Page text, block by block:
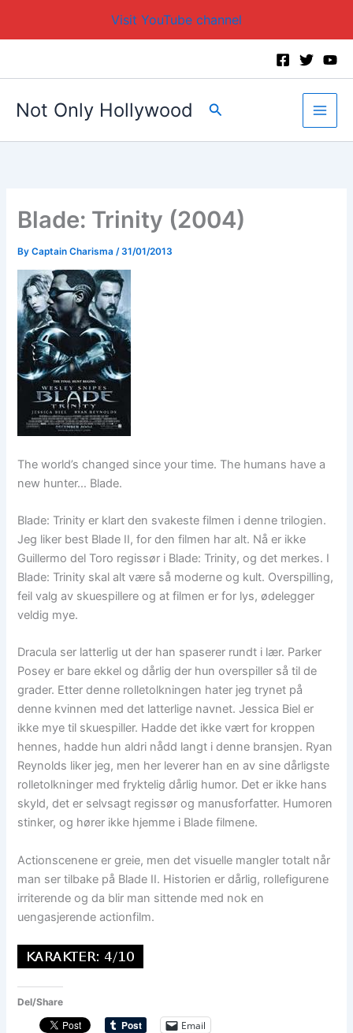
Visit YouTube channel
Not Only Hollywood Search
Blade: Trinity (2004)
ByCaptain Charisma /31/01/2013
The world’s changed since your time. The humans have a
new hunter… Blade.
Blade: Trinity er klart den svakeste filmen i denne trilogien.
Jeg liker best Blade II, for den filmen har alt. Nå er ikke
Guillermo del Toro regissør i Blade: Trinity, og det merkes. I
Blade: Trinity skal alt være så moderne og kult. Overspilling,
feil valg av skuespillere og at filmen er for lys, ødelegger
veldig mye.
Dracula ser latterlig ut der han spaserer rundt i lær. Parker
Posey er bare ekkel og dårlig der hun overspiller så til de
grader. Etter denne rolletolkningen hater jeg trynet på
denne kvinnen med det latterlige navnet. Jessica Biel er
ikke mye til skuespiller. Hadde det ikke vært for kroppen
hennes, hadde hun aldri nådd langt i denne bransjen. Ryan
Reynolds liker jeg, men her leverer han en av sine dårligste
rolletolkninger med fryktelig dårlig humor. Det er ikke hans
skyld, det er selvsagt regissør og manusforfatter. Humoren
stinker, og hører ikke hjemme i Blade filmene.
Actionscenene er greie, men det visuelle mangler totalt når
man ser tilbake på Blade II. Historien er dårlig, rollefigurene
irriterende og da blir man sittende med nok en
uengasjerende actionfilm.
Del/Share
Email